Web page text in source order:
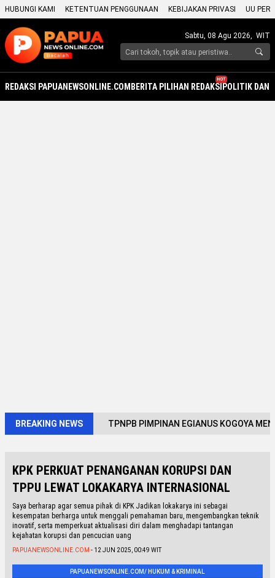
HUBUNGI KAMI KETENTUAN PENGGUNAAN KEBIJAKAN PRIVASI UU
Sabtu, 08 Agu 2026, WIT
REDAKSI PAPUANEWSONLINE.COMBERITA PILIHAN REDAKSI
HOT
POLITIK DAN
BREAKING NEWS TPNPB PIMPINAN EGIANUS KOGOYA
KPK PERKUAT PENANGANAN KORUPSI DAN
TPPU LEWAT LOKAKARYA INTERNASIONAL
Saya berharap agar semua pihak di KPK Jadikan lokakarya ini sebagai
kesempatan berharga untuk menggali pemahaman baru, mengembangkan teknik
inovatif, serta memperkuat aktualisasi diri dalam menghadapi tantangan
kejahatan korupsi dan pencucian uang
PAPUANEWSONLINE.COM - 12 JUN 2025, 00:49 WIT
PAPUANEWSONLINE.COM/ HUKUM & KRIMINAL